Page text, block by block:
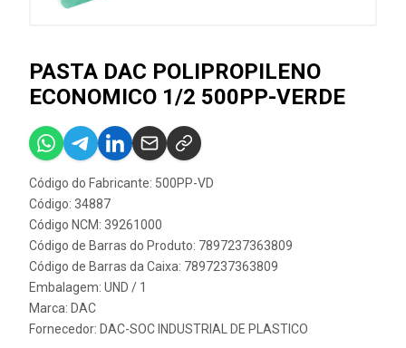
PASTA DAC POLIPROPILENO
ECONOMICO 1/2 500PP-VERDE
Código do Fabricante: 500PP-VD
Código: 34887
Código NCM: 39261000
Código de Barras do Produto: 7897237363809
Código de Barras da Caixa: 7897237363809
Embalagem: UND / 1
Marca: DAC
Fornecedor: DAC-SOC INDUSTRIAL DE PLASTICO